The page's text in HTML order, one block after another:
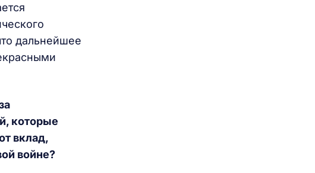
дальнейшее
которые
вклад,
войне?